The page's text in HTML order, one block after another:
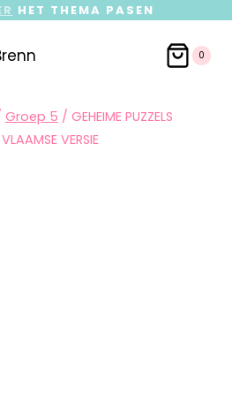
HET THEMA PASEN
0
Groep 5 / GEHEIME PUZZELS
VERSIE